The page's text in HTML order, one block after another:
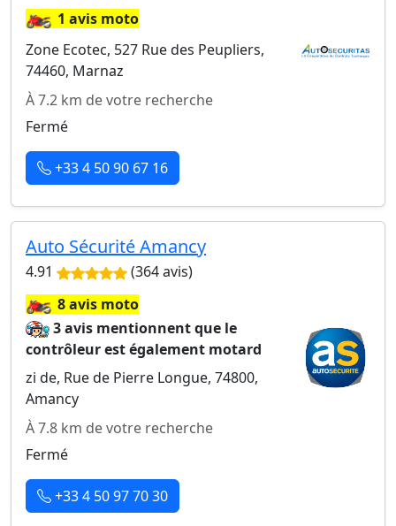
🏍️1 avis moto
Zone Ecotec, 527 Rue des Peupliers,
74460, Marnaz
À 7.2 km de votre recherche
Fermé
+33 4 50 90 67 16
Auto Sécurité Amancy
4.91 (364 avis)
🏍️8 avis moto
3 avis mentionnent que le
contrôleur est également motard
zi de, Rue de Pierre Longue, 74800,
Amancy
À 7.8 km de votre recherche
Fermé
+33 4 50 97 70 30